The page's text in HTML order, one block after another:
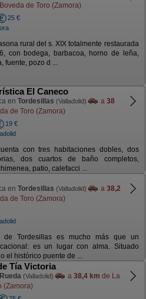
de Toro (Zamora)
25 €
rural del s. XIX totalmente restaurada
con bodega, barbacoa, horno de leña,
fuente, pozo d ...
El Caneco
en Tordesillas (Valladolid) a 38
de Toro (Zamora)
19 €
con tres habitaciones dobles, dos
dos cuartos de baño completos,
patio, calefacci ...
en Tordesillas (Valladolid) a 38,2
de Toro (Zamora)
de Tordesillas es mucho más que un
es un lugar con alma. Situado
el histórico puente de ...
Tía Victoria
Rueda (Valladolid) a 38,4 km de La
(Zamora)